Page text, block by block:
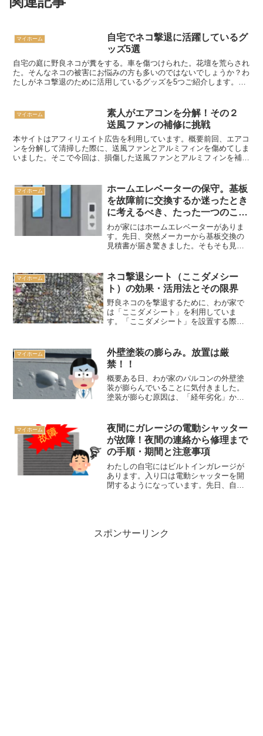
マイホーム
自宅でネコ撃退に活躍しているグ
ッズ5選
自宅の庭に野良ネコが糞をする。車を傷つけられた。花壇を荒らされ
た。そんなネコの被害にお悩みの方も多いのではないでしょうか？わ
たしがネコ撃退のために活用しているグッズを5つご紹介します。複
マイホーム
素人がエアコンを分解！その２
送風ファンの補修に挑戦
本サイトはアフィリエイト広告を利用しています。概要前回、エアコ
ンを分解して清掃した際に、送風ファンとアルミフィンを傷めてしま
いました。そこで今回は、損傷した送風ファンとアルミフィンを補修
マイホーム
ホームエレベーターの保守。基板
を故障前に交換するか迷ったとき
に考えるべき、たった一つのこ
と。
わが家にはホームエレベーターがありま
す。先日、突然メーカーから基板交換の
見積書が届き驚きました。そもそも見積
の定期点検がありました。点検ではすぐ
に交換や補修が必要な部分...
マイホーム
ネコ撃退シート（ここダメシー
ト）の効果・活用法とその限界
野良ネコのを撃退するために、わが家で
は「ここダメシート」を利用していま
す。「ここダメシート」を設置する際の
ます。
マイホーム
外壁塗装の膨らみ。放置は厳
禁！！
概要ある日、わが家のパルコンの外壁塗
装が膨らんでいることに気付きました。
塗装が膨らむ原因は、「経年劣化」か
化」は考えにくいです。こうしたケース
では業者に連絡してすぐに補...
マイホーム
夜間にガレージの電動シャッター
が故障！夜間の連絡から修理まで
の手順・期間と注意事項
わたしの自宅にはビルトインガレージが
あります。入り口は電動シャッターを開
閉するようになっています。先日、自宅
スポンサーリンク